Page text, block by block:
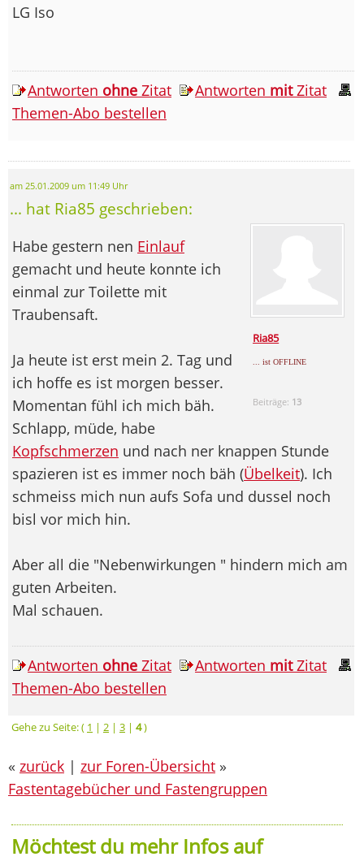
LG Iso
Antworten ohne Zitat Antworten mitZitat
Themen-Abo bestellen
am 25.01.2009 um 11:49 Uhr
... hat Ria85 geschrieben:
Ria85
... ist OFFLINE
Beiträge: 13
Habe gestern nen Einlauf
gemacht und heute konnte ich
einmal zur Toilette mit
Traubensaft.
Ja heute ist erst mein 2. Tag und
ich hoffe es ist morgen besser.
Momentan fühl ich mich bäh.
Schlapp, müde, habe
Kopfschmerzen und nach ner knappen Stunde
spazieren ist es immer noch bäh (Übelkeit). Ich
schmeiss mich nun aufs Sofa und dussel noch
bisl vor mich hin.
Aber all die "Nebenwirkungen " hindern mich am
guten Arbeiten.
Mal schauen.
Antworten ohne Zitat Antworten mitZitat
Themen-Abo bestellen
Gehe zu Seite: ( 1 | 2 | 3 | 4)
« zurück | zur Foren-Übersicht »
Fastentagebücher und Fastengruppen
Möchtest du mehr Infos auf